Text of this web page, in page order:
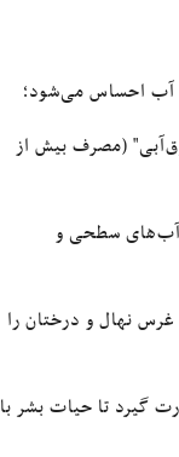
آب احساس می‌شود؛
"غرق‌آبی" (مصرف بیش از
آب‌های سطحی و
نهال و درختان را
گیرد تا حیات بشر با